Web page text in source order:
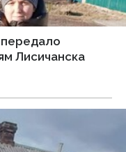
Лисичанска